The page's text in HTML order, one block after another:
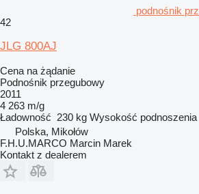
podnośnik
42
JLG 800AJ
Cena na żądanie
Podnośnik przegubowy
2011
4 263 m/g
Ładowność 230 kg Wysokość podnoszenia
Polska, Mikołów
F.H.U.MARCO Marcin Marek
Kontakt z dealerem